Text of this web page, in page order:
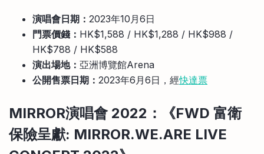
演唱會日期： 2023年10月6日
門票價錢： HK$1,588 / HK$1,288 / HK$988 /
HK$788 / HK$588
演出場地： 亞洲博覽館Arena
公開售票日期： 2023年6月6日，經快達票
MIRROR演唱會 2022：《FWD 富衛
保險呈獻: MIRROR.WE.ARE LIVE